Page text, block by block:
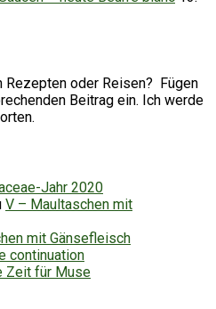
Rezepten oder Reisen? Fügen
Beitrag ein. Ich werde
Jahr 2020
V – Maultaschen mit
mit Gänsefleisch
continuation
Zeit für Muse